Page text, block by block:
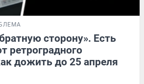
сторону». Есть
ретроградного
дожить до 25 апреля